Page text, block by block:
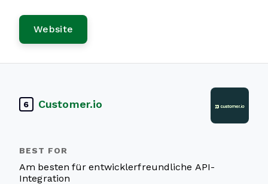
Website
6 Customer.io
Am besten für entwicklerfreundliche API-
Integration